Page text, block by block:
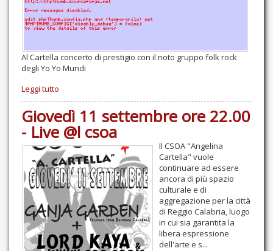
Al Cartella concerto di prestigio con il noto gruppo folk rock
degli Yo Yo Mundi
Leggi tutto
Giovedì 11 settembre ore 22.00
- Live @l csoa
Il CSOA "Angelina
Cartella" vuole
continuare ad essere
ancora di più spazio
culturale e di
aggregazione per la città
di Reggio Calabria, luogo
in cui sia garantita la
libera espressione
dell'arte e s...